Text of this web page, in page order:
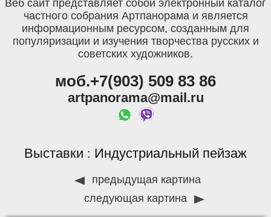
Веб сайт представляет собой электронный каталог
частного собрания Артпанорама и является
информационным ресурсом, созданным для
популяризации и изучения творчества русских и
советских художников.
моб.+7(903) 509 83 86
artpanorama@mail.ru
Выставки : Индустриальный пейзаж
предыдущая картина
следующая картина